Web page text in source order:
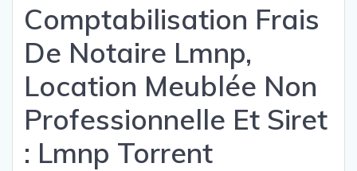
Comptabilisation Frais
De Notaire Lmnp,
Location Meublée Non
Professionnelle Et Siret
: Lmnp Torrent